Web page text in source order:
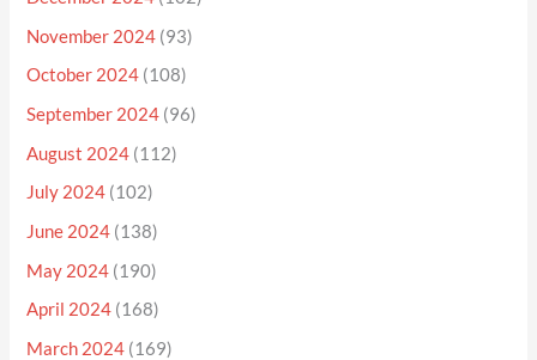
November 2024 (93)
October 2024 (108)
September 2024 (96)
August 2024 (112)
July 2024 (102)
June 2024 (138)
May 2024 (190)
April 2024 (168)
March 2024 (169)